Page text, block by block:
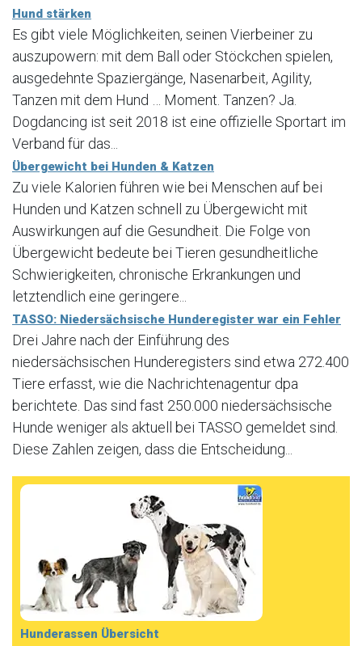
Hund stärken
Es gibt viele Möglichkeiten, seinen Vierbeiner zu
auszupowern: mit dem Ball oder Stöckchen spielen,
ausgedehnte Spaziergänge, Nasenarbeit, Agility,
Tanzen mit dem Hund … Moment. Tanzen? Ja.
Dogdancing ist seit 2018 ist eine offizielle Sportart im
Verband für das...
Übergewicht bei Hunden & Katzen
Zu viele Kalorien führen wie bei Menschen auf bei
Hunden und Katzen schnell zu Übergewicht mit
Auswirkungen auf die Gesundheit. Die Folge von
Übergewicht bedeute bei Tieren gesundheitliche
Schwierigkeiten, chronische Erkrankungen und
letztendlich eine geringere...
TASSO: Niedersächsische Hunderegister war ein Fehler
Drei Jahre nach der Einführung des
niedersächsischen Hunderegisters sind etwa 272.400
Tiere erfasst, wie die Nachrichtenagentur dpa
berichtete. Das sind fast 250.000 niedersächsische
Hunde weniger als aktuell bei TASSO gemeldet sind.
Diese Zahlen zeigen, dass die Entscheidung...
Hunderassen Übersicht